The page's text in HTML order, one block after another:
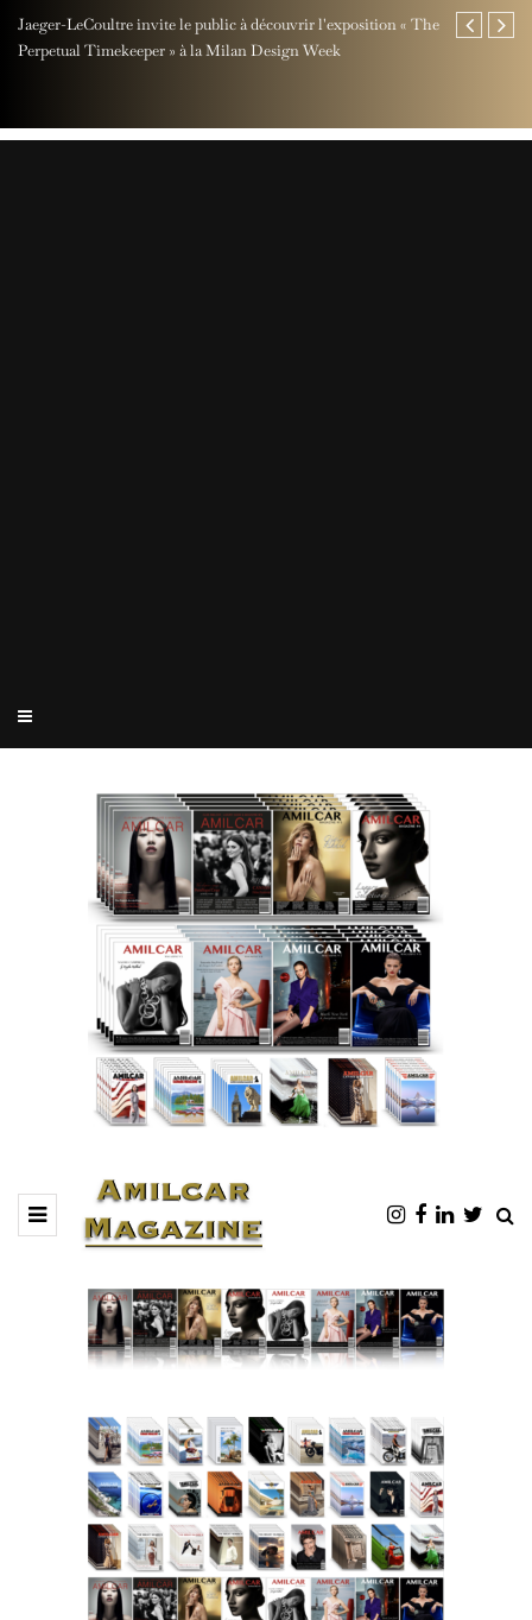
Jaeger-LeCoultre invite le public à découvrir l'exposition « The
Perpetual Timekeeper » à la Milan Design Week
Maison